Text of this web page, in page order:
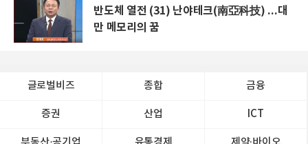
반도체 열전 (31) 난야테크(南亞科技) ...대
만 메모리의 꿈
글로벌비즈 종합 금융
증권 산업 ICT